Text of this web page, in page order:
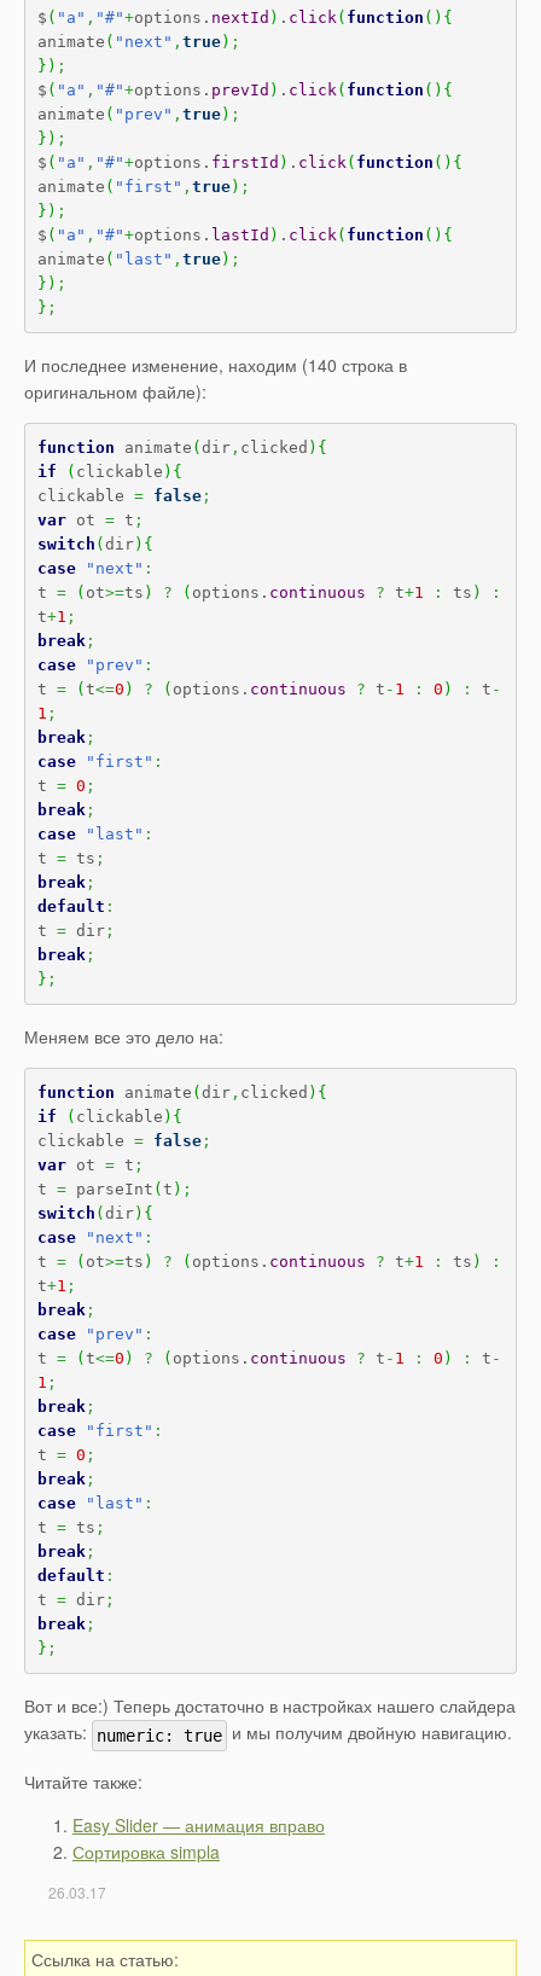
$ ( "a" , "#"+options. nextId ) . click( function ( ) {
animate ( "next" , true) ;
} ) ;
$ ( "a" , "#"+options. prevId ) . click( function ( ) {
animate ( "prev" , true) ;
} ) ;
$ ( "a" , "#"+options. firstId ) . click( function ( ) {
animate ( "first" , true) ;
} ) ;
$ ( "a" , "#"+options. lastId ) . click( function ( ) {
animate ( "last" , true) ;
} ) ;
} ;
И последнее изменение, находим (140 строка в
оригинальном файле):
function animate ( dir , clicked ) {
if
( clickable ) {
clickable = false ;
var ot = t ;
switch ( dir) {
case
"next" :
t = ( ot>=ts ) ? ( options. continuous ? t+1 : ts )
:
t+1 ;
break ;
case
"prev" :
t = ( t<=0 ) ? ( options. continuous ? t - 1 : 0 ) : t -
1 ;
break ;
case
"first" :
t = 0 ;
break ;
case
"last" :
t = ts ;
break ;
default :
t = dir ;
break ;
} ;
Меняем все это дело на:
function animate ( dir , clicked ) {
if
( clickable ) {
clickable = false ;
var ot = t ;
t = parseInt ( t ) ;
switch ( dir) {
case
"next" :
t = ( ot>=ts ) ? ( options. continuous ? t+1 : ts )
:
t+1 ;
break ;
case
"prev" :
t = ( t<=0 ) ? ( options. continuous ? t - 1 : 0 ) : t -
1 ;
break ;
case
"first" :
t = 0 ;
break ;
case
"last" :
t = ts ;
break ;
default :
t = dir ;
break ;
} ;
Вот и все:) Теперь достаточно в настройках нашего слайдера
указать:
numeric: true и мы получим двойную навигацию.
Читайте также:
Easy Slider — анимация вправо
Сортировка simpla
26.03.17
Ссылка на статью: